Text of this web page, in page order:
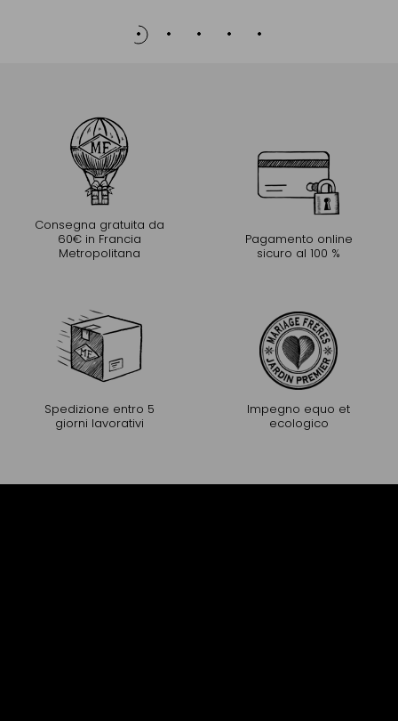
Consegna gratuita da
60€ in Francia
Metropolitana
Pagamento online
sicuro al 100 %
Spedizione entro 5
giorni lavorativi
Impegno equo et
ecologico